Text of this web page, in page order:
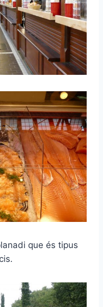
que és tipus